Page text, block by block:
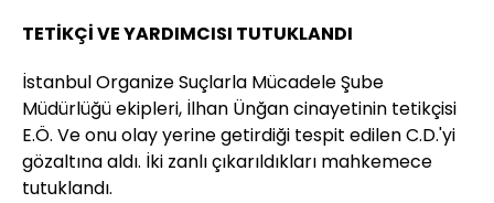
TETİKÇİ VE YARDIMCISI TUTUKLANDI
İstanbul Organize Suçlarla Mücadele Şube
Müdürlüğü ekipleri, İlhan Ünğan cinayetinin tetikçisi
E.Ö. Ve onu olay yerine getirdiği tespit edilen C.D.'yi
gözaltına aldı. İki zanlı çıkarıldıkları mahkemece
tutuklandı.